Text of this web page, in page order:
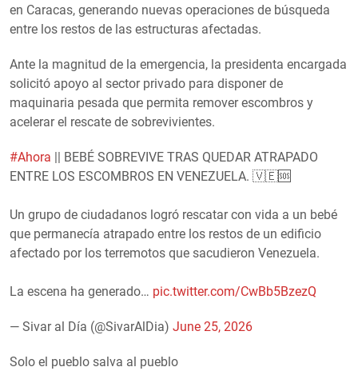
en Caracas, generando nuevas operaciones de búsqueda
entre los restos de las estructuras afectadas.
Ante la magnitud de la emergencia, la presidenta encargada
solicitó apoyo al sector privado para disponer de
maquinaria pesada que permita remover escombros y
acelerar el rescate de sobrevivientes.
#Ahora || BEBÉ SOBREVIVE TRAS QUEDAR ATRAPADO
ENTRE LOS ESCOMBROS EN VENEZUELA. 🇻🇪🆘
Un grupo de ciudadanos logró rescatar con vida a un bebé
que permanecía atrapado entre los restos de un edificio
afectado por los terremotos que sacudieron Venezuela.
La escena ha generado… pic.twitter.com/CwBb5BzezQ
— Sivar al Día (@SivarAlDia) June 25, 2026
Solo el pueblo salva al pueblo